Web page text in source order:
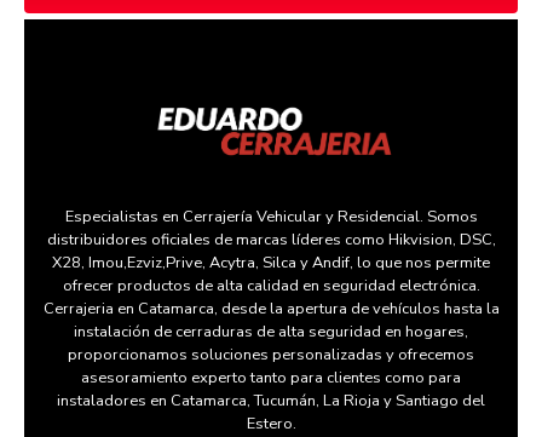
Especialistas en Cerrajería Vehicular y Residencial. Somos
distribuidores oficiales de marcas líderes como Hikvision, DSC,
X28, Imou,Ezviz,Prive, Acytra, Silca y Andif, lo que nos permite
ofrecer productos de alta calidad en seguridad electrónica.
Cerrajeria en Catamarca, desde la apertura de vehículos hasta la
instalación de cerraduras de alta seguridad en hogares,
proporcionamos soluciones personalizadas y ofrecemos
asesoramiento experto tanto para clientes como para
instaladores en Catamarca, Tucumán, La Rioja y Santiago del
Estero.